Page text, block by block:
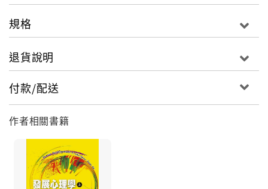
規格
退貨說明
付款/配送
作者相關書籍